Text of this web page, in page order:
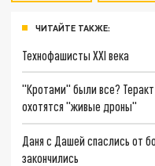
ЧИТАЙТЕ ТАКЖЕ:
Технофашисты XXI века
"Кротами" были все?
охотятся "живые дроны"
Даня с Дашей спаслись от
закончились